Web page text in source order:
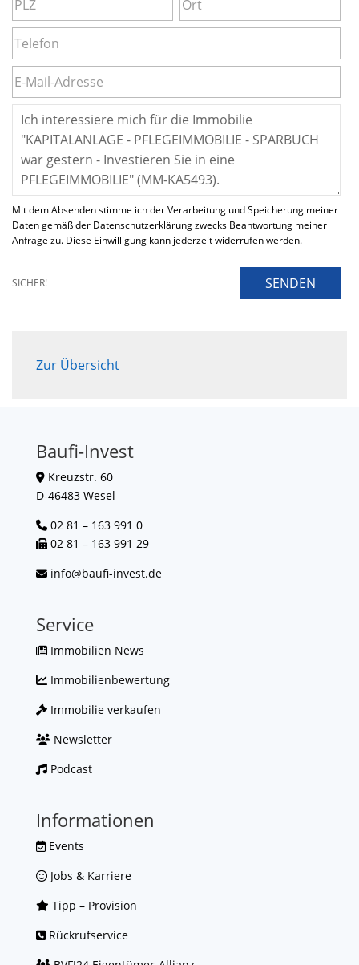
Mit dem Absenden stimme ich der Verarbeitung und Speicherung meiner
Daten gemäß der Datenschutzerklärung zwecks Beantwortung meiner
Anfrage zu. Diese Einwilligung kann jederzeit widerrufen werden.
SICHER! SENDEN
Zur Übersicht
Baufi-Invest
Kreuzstr. 60
D-46483 Wesel
02 81 – 163 991 0
02 81 – 163 991 29
info@baufi-invest.de
Service
Immobilien News
Immobilienbewertung
Immobilie verkaufen
Newsletter
Podcast
Informationen
Events
Jobs & Karriere
Tipp – Provision
Rückrufservice